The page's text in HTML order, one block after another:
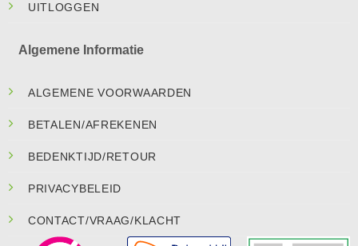
UITLOGGEN
Algemene Informatie
ALGEMENE VOORWAARDEN
BETALEN/AFREKENEN
BEDENKTIJD/RETOUR
PRIVACYBELEID
CONTACT/VRAAG/KLACHT